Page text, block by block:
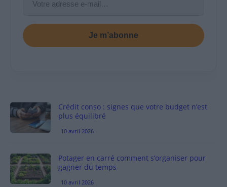
Je m’abonne
Crédit conso : signes que votre budget n’est
plus équilibré
10 avril 2026
Potager en carré comment s’organiser pour
gagner du temps
10 avril 2026